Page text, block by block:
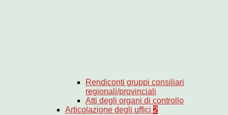
Rendiconti gruppi consiliari
regionali/provinciali
Atti degli organi di controllo
Articolazione degli uffici 2